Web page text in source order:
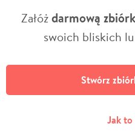
Załóżdarmową
swoich bliskich
Stwórz
Jak to